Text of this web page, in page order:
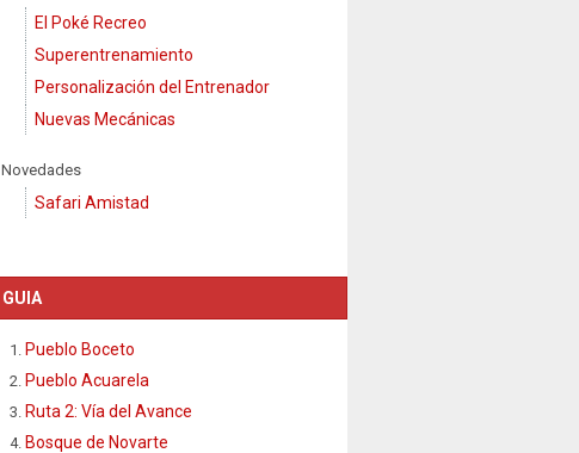
El Poké Recreo
Superentrenamiento
Personalización del Entrenador
Nuevas Mecánicas
Novedades
Safari Amistad
GUIA
Pueblo Boceto
Pueblo Acuarela
Ruta 2: Vía del Avance
Bosque de Novarte